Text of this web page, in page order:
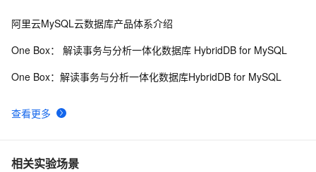
查看更多
阿里云MySQL云数据库产品体系介绍
One Box： 解读事务与分析一体化数据库 HybridDB for MySQL
One Box：解读事务与分析一体化数据库HybridDB for MySQL
相关实验场景